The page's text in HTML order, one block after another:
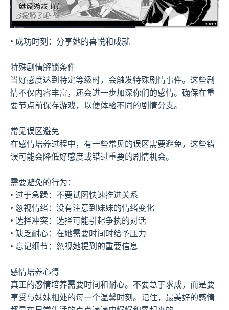
• 成功时刻：分享她的喜悦和成就
特殊剧情解锁条件
当好感度达到特定等级时，会触发特殊剧情事件。这些剧
情不仅内容丰富，还会进一步加深你们的感情。确保在重
要节点前保存游戏，以便体验不同的剧情分支。
常见误区避免
在感情培养过程中，有一些常见的误区需要避免，这些错
误可能会降低好感度或错过重要的剧情机会。
需要避免的行为：
• 过于急躁：不要试图快速推进关系
• 忽视情绪：没有注意到妹妹的情绪变化
• 选择冲突：选择可能引起争执的对话
• 缺乏耐心：在她需要时间时给予压力
• 忘记细节：忽视她提到的重要信息
感情培养心得
真正的感情培养需要时间和耐心。不要急于求成，而是要
享受与妹妹相处的每一个温馨时刻。记住，最美好的感情